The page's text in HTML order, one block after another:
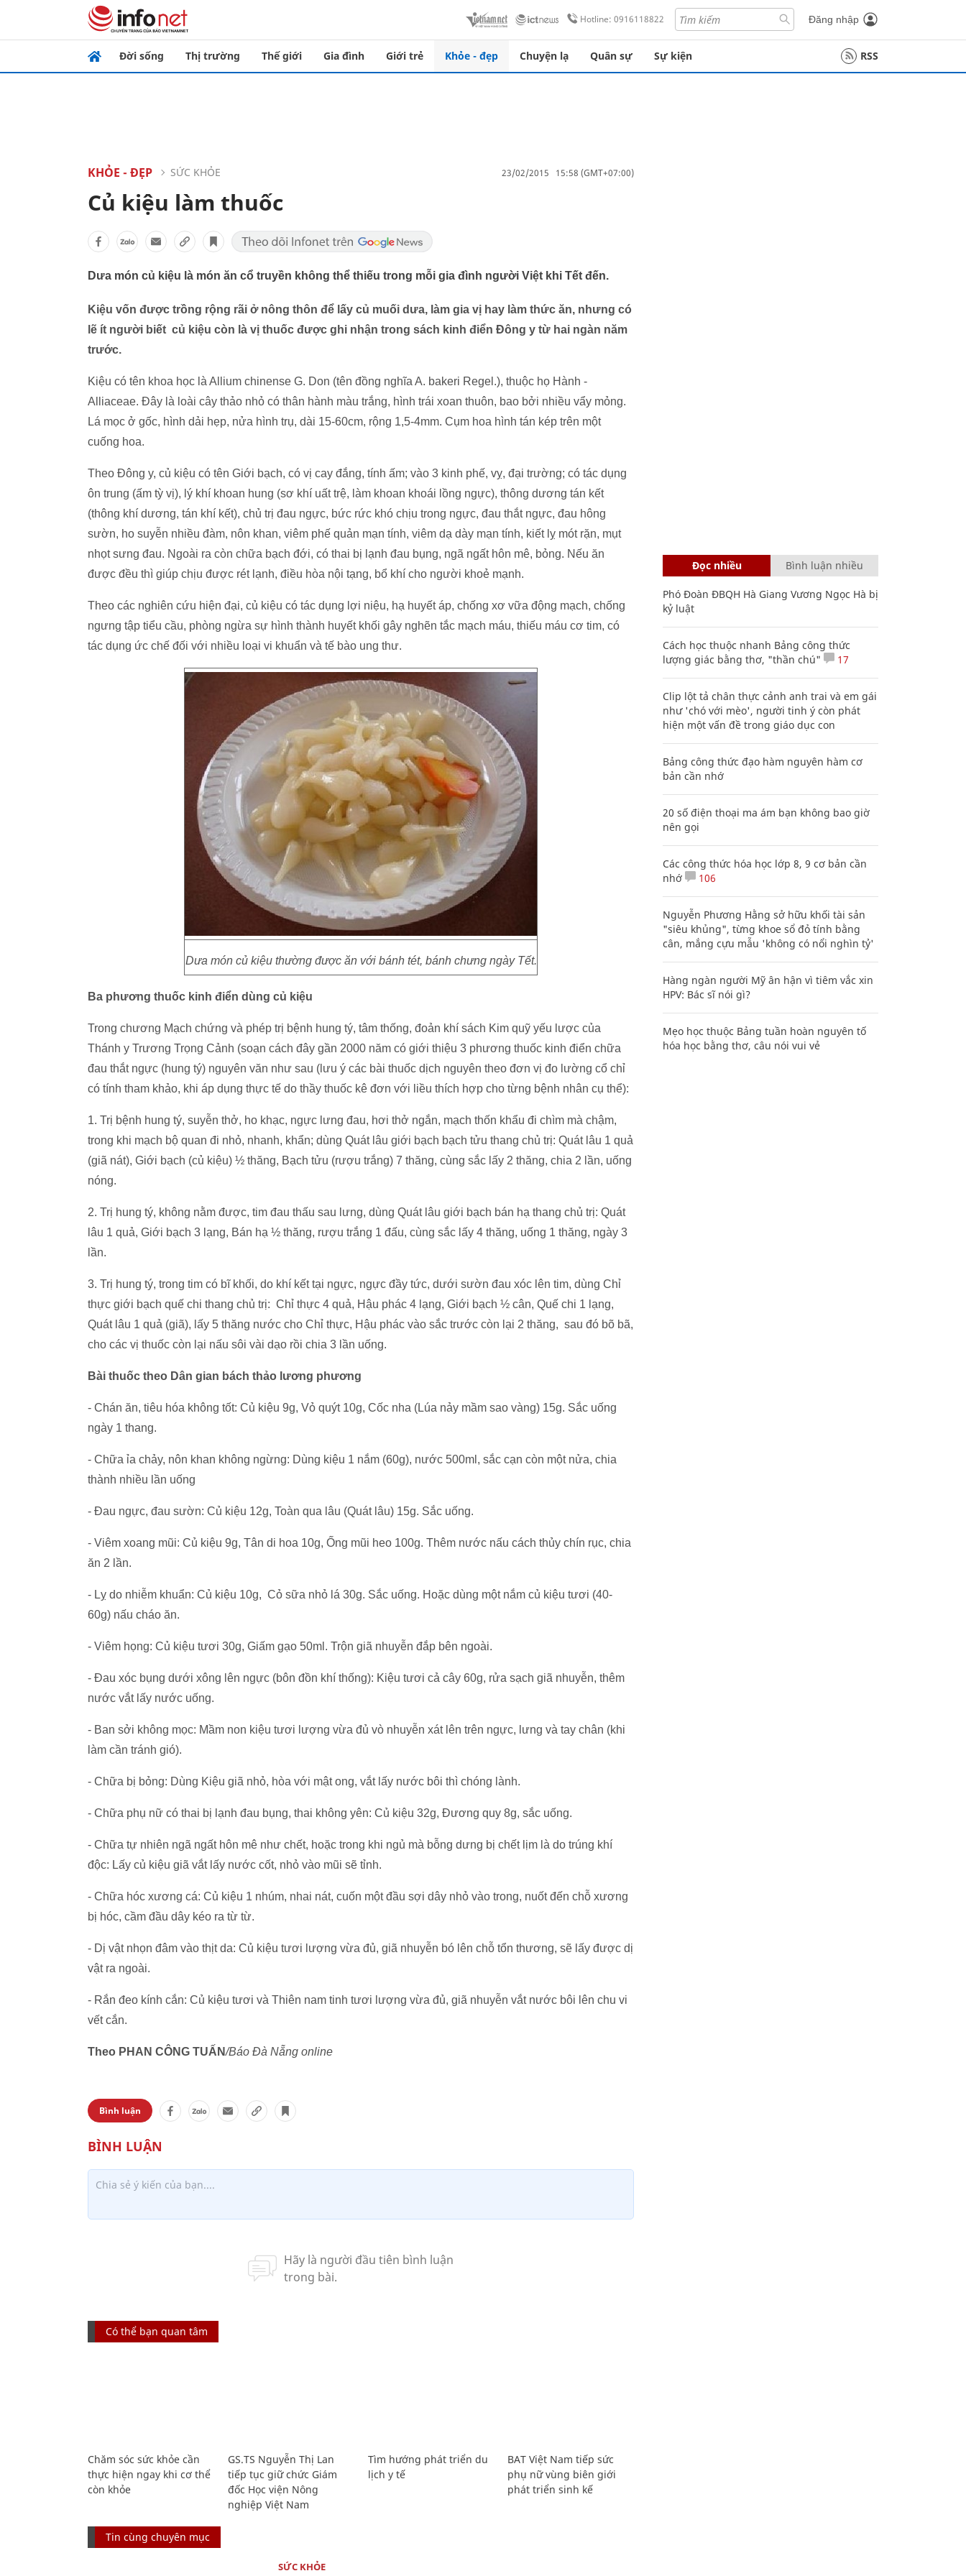
Hotline: 0916118822 Đăng nhập
Đời sống Thị trường Thế giới Gia đình Giới trẻ Khỏe - đẹp Chuyện lạ Quân sự Sự kiện RSS
KHỎE - ĐẸP SỨC KHỎE 23/02/2015 15:58 (GMT+07:00)
Củ kiệu làm thuốc
Dưa món củ kiệu là món ăn cổ truyền không thể thiếu trong mỗi gia đình người Việt khi Tết đến.
Kiệu vốn được trồng rộng rãi ở nông thôn để lấy củ muối dưa, làm gia vị hay làm thức ăn, nhưng có
lẽ ít người biết củ kiệu còn là vị thuốc được ghi nhận trong sách kinh điển Đông y từ hai ngàn năm
trước.
Kiệu có tên khoa học là Allium chinense G. Don (tên đồng nghĩa A. bakeri Regel.), thuộc họ Hành -
Alliaceae. Đây là loài cây thảo nhỏ có thân hành màu trắng, hình trái xoan thuôn, bao bởi nhiều vẩy mỏng.
Lá mọc ở gốc, hình dải hẹp, nửa hình trụ, dài 15-60cm, rộng 1,5-4mm. Cụm hoa hình tán kép trên một
cuống hoa.
Theo Đông y, củ kiệu có tên Giới bạch, có vị cay đắng, tính ấm; vào 3 kinh phế, vỵ, đại trường; có tác dụng
ôn trung (ấm tỳ vị), lý khí khoan hung (sơ khí uất trệ, làm khoan khoái lồng ngực), thông dương tán kết
(thông khí dương, tán khí kết), chủ trị đau ngực, bức rức khó chịu trong ngực, đau thắt ngực, đau hông
sườn, ho suyễn nhiều đàm, nôn khan, viêm phế quản mạn tính, viêm dạ dày mạn tính, kiết lỵ mót rặn, mụt
nhọt sưng đau. Ngoài ra còn chữa bạch đới, có thai bị lạnh đau bụng, ngã ngất hôn mê, bỏng. Nếu ăn
được đều thì giúp chịu được rét lạnh, điều hòa nội tạng, bổ khí cho người khoẻ mạnh.
Theo các nghiên cứu hiện đại, củ kiệu có tác dụng lợi niệu, hạ huyết áp, chống xơ vữa động mạch, chống
ngưng tập tiểu cầu, phòng ngừa sự hình thành huyết khối gây nghẽn tắc mạch máu, thiếu máu cơ tim, có
tác dụng ức chế đối với nhiều loại vi khuẩn và tế bào ung thư.
Dưa món củ kiệu thường được ăn với bánh tét, bánh chưng ngày Tết.
Ba phương thuốc kinh điển dùng củ kiệu
Trong chương Mạch chứng và phép trị bệnh hung tý, tâm thống, đoản khí sách Kim quỹ yếu lược của
Thánh y Trương Trọng Cảnh (soạn cách đây gần 2000 năm có giới thiệu 3 phương thuốc kinh điển chữa
đau thắt ngực (hung tý) nguyên văn như sau (lưu ý các bài thuốc dịch nguyên theo đơn vị đo lường cổ chỉ
có tính tham khảo, khi áp dụng thực tế do thầy thuốc kê đơn với liều thích hợp cho từng bệnh nhân cụ thể):
1. Trị bệnh hung tý, suyễn thở, ho khạc, ngực lưng đau, hơi thở ngắn, mạch thốn khẩu đi chìm mà chậm,
trong khi mạch bộ quan đi nhỏ, nhanh, khẩn; dùng Quát lâu giới bạch bạch tửu thang chủ trị: Quát lâu 1 quả
(giã nát), Giới bạch (củ kiệu) ½ thăng, Bạch tửu (rượu trắng) 7 thăng, cùng sắc lấy 2 thăng, chia 2 lần, uống
nóng.
2. Trị hung tý, không nằm được, tim đau thấu sau lưng, dùng Quát lâu giới bạch bán hạ thang chủ trị: Quát
lâu 1 quả, Giới bạch 3 lạng, Bán hạ ½ thăng, rượu trắng 1 đấu, cùng sắc lấy 4 thăng, uống 1 thăng, ngày 3
lần.
3. Trị hung tý, trong tim có bĩ khối, do khí kết tại ngực, ngực đầy tức, dưới sườn đau xóc lên tim, dùng Chỉ
thực giới bạch quế chi thang chủ trị: Chỉ thực 4 quả, Hậu phác 4 lạng, Giới bạch ½ cân, Quế chi 1 lạng,
Quát lâu 1 quả (giã), lấy 5 thăng nước cho Chỉ thực, Hậu phác vào sắc trước còn lại 2 thăng, sau đó bõ bã,
cho các vị thuốc còn lại nấu sôi vài dạo rồi chia 3 lần uống.
Bài thuốc theo Dân gian bách thảo lương phương
- Chán ăn, tiêu hóa không tốt: Củ kiệu 9g, Vỏ quýt 10g, Cốc nha (Lúa nảy mầm sao vàng) 15g. Sắc uống
ngày 1 thang.
- Chữa ỉa chảy, nôn khan không ngừng: Dùng kiệu 1 nắm (60g), nước 500ml, sắc cạn còn một nửa, chia
thành nhiều lần uống
- Đau ngực, đau sườn: Củ kiệu 12g, Toàn qua lâu (Quát lâu) 15g. Sắc uống.
- Viêm xoang mũi: Củ kiệu 9g, Tân di hoa 10g, Ống mũi heo 100g. Thêm nước nấu cách thủy chín rục, chia
ăn 2 lần.
- Lỵ do nhiễm khuẩn: Củ kiệu 10g, Cỏ sữa nhỏ lá 30g. Sắc uống. Hoặc dùng một nắm củ kiệu tươi (40-
60g) nấu cháo ăn.
- Viêm họng: Củ kiệu tươi 30g, Giấm gạo 50ml. Trộn giã nhuyễn đắp bên ngoài.
- Đau xóc bụng dưới xông lên ngực (bôn đồn khí thống): Kiệu tươi cả cây 60g, rửa sạch giã nhuyễn, thêm
nước vắt lấy nước uống.
- Ban sởi không mọc: Mầm non kiệu tươi lượng vừa đủ vò nhuyễn xát lên trên ngực, lưng và tay chân (khi
làm cần tránh gió).
- Chữa bị bỏng: Dùng Kiệu giã nhỏ, hòa với mật ong, vắt lấy nước bôi thì chóng lành.
- Chữa phụ nữ có thai bị lạnh đau bụng, thai không yên: Củ kiệu 32g, Đương quy 8g, sắc uống.
- Chữa tự nhiên ngã ngất hôn mê như chết, hoặc trong khi ngủ mà bỗng dưng bị chết lịm là do trúng khí
độc: Lấy củ kiệu giã vắt lấy nước cốt, nhỏ vào mũi sẽ tỉnh.
- Chữa hóc xương cá: Củ kiệu 1 nhúm, nhai nát, cuốn một đầu sợi dây nhỏ vào trong, nuốt đến chỗ xương
bị hóc, cầm đầu dây kéo ra từ từ.
- Dị vật nhọn đâm vào thịt da: Củ kiệu tươi lượng vừa đủ, giã nhuyễn bó lên chỗ tổn thương, sẽ lấy được dị
vật ra ngoài.
- Rắn đeo kính cắn: Củ kiệu tươi và Thiên nam tinh tươi lượng vừa đủ, giã nhuyễn vắt nước bôi lên chu vi
vết cắn.
Theo PHAN CÔNG TUẤN/Báo Đà Nẵng online
Bình luận
Có thể bạn quan tâm
Chăm sóc sức khỏe cần
thực hiện ngay khi cơ thể
còn khỏe
GS.TS Nguyễn Thị Lan
tiếp tục giữ chức Giám
đốc Học viện Nông
nghiệp Việt Nam
Tìm hướng phát triển du
lịch y tế
BAT Việt Nam tiếp sức
phụ nữ vùng biên giới
phát triển sinh kế
Tin cùng chuyên mục
SỨC KHỎE
Đọc nhiều Bình luận nhiều
Phó Đoàn ĐBQH Hà Giang Vương Ngọc Hà bị
kỷ luật
Cách học thuộc nhanh Bảng công thức
lượng giác bằng thơ, "thần chú"
17
Clip lột tả chân thực cảnh anh trai và em gái
như 'chó với mèo', người tinh ý còn phát
hiện một vấn đề trong giáo dục con
Bảng công thức đạo hàm nguyên hàm cơ
bản cần nhớ
20 số điện thoại ma ám bạn không bao giờ
nên gọi
Các công thức hóa học lớp 8, 9 cơ bản cần
nhớ
106
Nguyễn Phương Hằng sở hữu khối tài sản
"siêu khủng", từng khoe sổ đỏ tính bằng
cân, mắng cựu mẫu 'không có nổi nghìn tỷ'
Hàng ngàn người Mỹ ân hận vì tiêm vắc xin
HPV: Bác sĩ nói gì?
Mẹo học thuộc Bảng tuần hoàn nguyên tố
hóa học bằng thơ, câu nói vui vẻ